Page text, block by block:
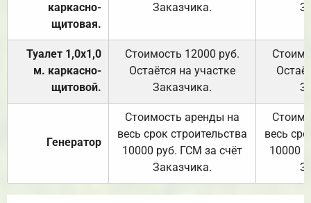
каркасно-
щитовая.
Заказчика.
Туалет 1,0х1,0
м. каркасно-
щитовой.
Стоимость 12000 руб.
Остаётся на участке
Заказчика.
Генератор
Стоимость аренды на
весь срок строительства
10000 руб. ГСМ за счёт
Заказчика.
весь
10000